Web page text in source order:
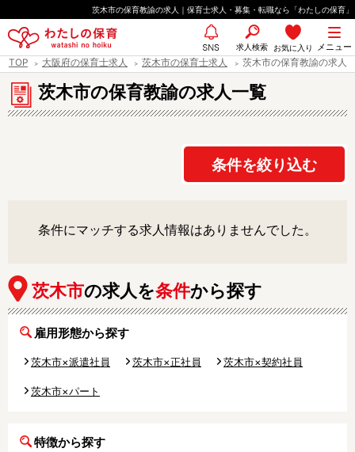
ー
の
先
頭
茨木市の保育教諭の求人｜保育士求人・募集・転職なら「わたしの保育」
メニュー
お気に入り
求人検索
SNS
TOP 大阪府の保育士求人 茨木市の保育士求人 茨木市の保育教諭の求人
茨木市の保育教諭の求人一覧
条件を絞り込む
条件にマッチする求人情報はありませんでした。
茨木市の求人を条件から探す
雇用形態から探す
茨木市×派遣社員 茨木市×正社員 茨木市×契約社員
茨木市×パート
特徴から探す
都道府県
エリア情報
保育補助
幼稚園教諭
栄養士
調理補助
看護師
保育事務
施設形態